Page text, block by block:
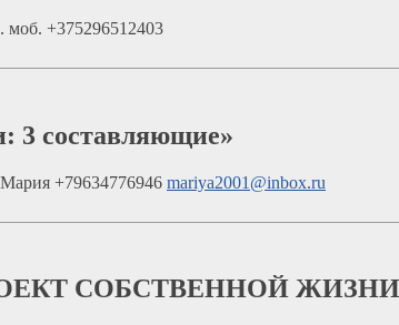
моб. +375296512403
3 составляющие»
+79634776946 mariya2001@inbox.ru
СОБСТВЕННОЙ